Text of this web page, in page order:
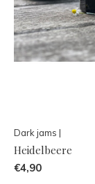
Dark jams |
Heidelbeere
€4,90